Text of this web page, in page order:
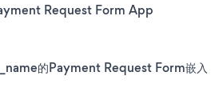
Request Form App
的Payment Request Form嵌入